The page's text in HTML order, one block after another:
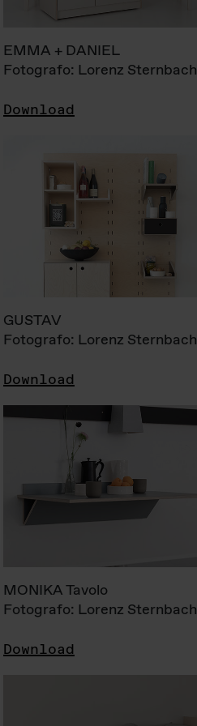
EMMA + DANIEL
Fotografo: Lorenz Sternbach
Download
GUSTAV
Fotografo: Lorenz Sternbach
Download
MONIKA Tavolo
Fotografo: Lorenz Sternbach
Download